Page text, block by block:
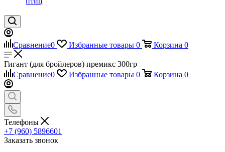
Сравнение0 Избранные товары 0 Корзина 0
Гигант (для бройлеров) премикс 300гр
Сравнение0 Избранные товары 0 Корзина 0
Телефоны
+7 (960) 5896601
Заказать звонок